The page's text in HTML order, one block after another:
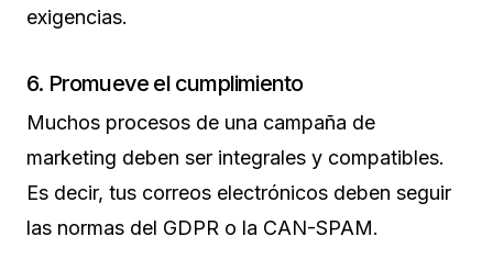
exigencias.
6. Promueve el cumplimiento
Muchos procesos de una campaña de
marketing deben ser integrales y compatibles.
Es decir, tus correos electrónicos deben seguir
las normas del GDPR o la CAN-SPAM.